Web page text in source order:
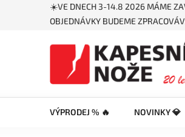
☀️VE DNECH 3-14.8 2026 MÁME
OBJEDNÁVKY BUDEME
VÝPRODEJ % 🔥 NOVINKY 💎